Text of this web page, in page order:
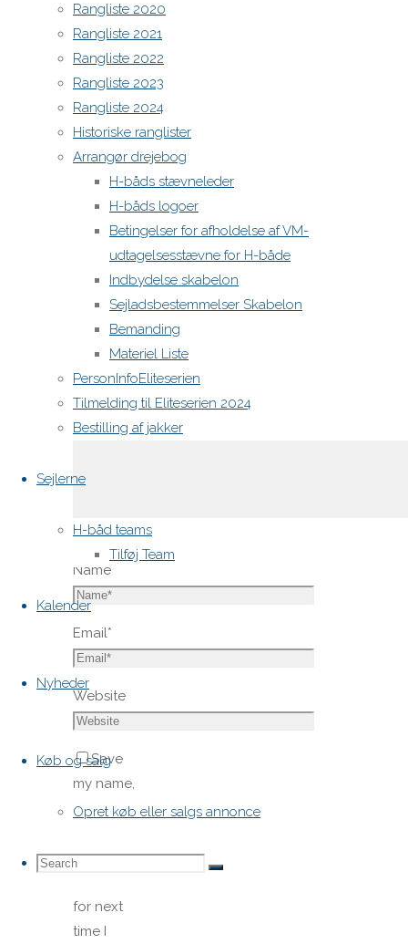
Rangliste 2020
Rangliste 2021
Rangliste 2022
Rangliste 2023
Rangliste 2024
Historiske ranglister
Arrangør drejebog
H-båds stævneleder
H-båds logoer
Betingelser for afholdelse af VM-
udtagelsesstævne for H-både
Indbydelse skabelon
Sejladsbestemmelser Skabelon
Bemanding
Materiel Liste
PersonInfoEliteserien
Tilmelding til Eliteserien 2024
Bestilling af jakker
Sejlerne
H-båd teams
Tilføj Team
Kalender
Nyheder
Køb og salg
Opret køb eller salgs annonce
Search
Search
Search
et
svar
Din e-
mailadresse
vil ikke
publiceret.
Krævede
felter er
markeret
med
Comment
Name
Email*
Website
Save
my name,
email,
URL in my
for next
time I